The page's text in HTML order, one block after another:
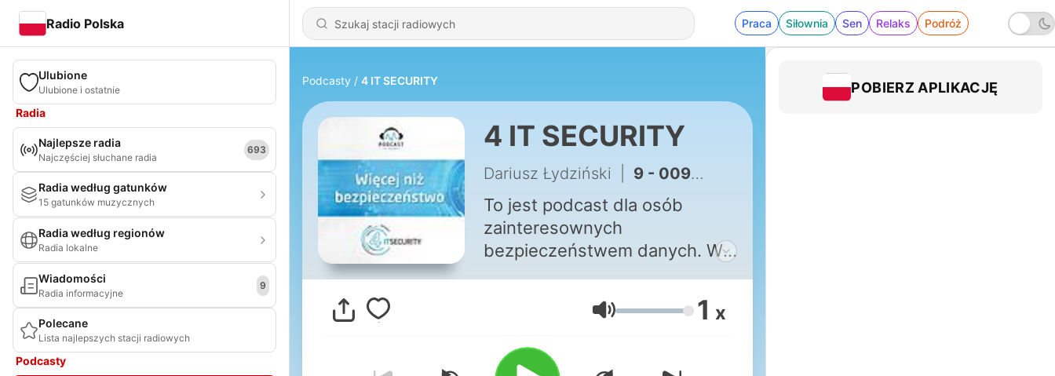
Radio Polska Praca Siłownia Sen Relaks Podróż
Ulubione
Ulubione i ostatnie
Radia
Najlepsze radia
Najczęściej słuchane radia
693
Radia według gatunków
15 gatunków muzycznych
Radia według regionów
Radia lokalne
Wiadomości
Radia informacyjne
9
Polecane
Lista najlepszych stacji radiowych
Podcasty
Podcasty 4 IT SECURITY
4 IT SECURITY
Dariusz Łydziński 9 - 009-Inteligentne-ale-czy-bezpieczne
To jest podcast dla osób
zainteresownych
bezpieczeństwem danych. W
tym, w jaki sposób możesz
zadbać o swoje
tym jak chronić swoją
Głośność 1 x
POBIERZ APLIKACJĘ